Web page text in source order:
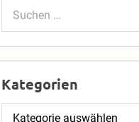
Suchen
Kategorien
Kategorien